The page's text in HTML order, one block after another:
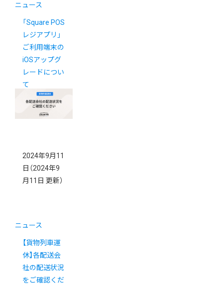
ニュース
「Square POS
レジアプリ」
ご利用端末の
iOSアップグ
レードについ
て
2024年9月11
日 （2024年9
月11日 更新）
ニュース
【貨物列車運
休】各配送会
社の配送状況
をご確認くだ